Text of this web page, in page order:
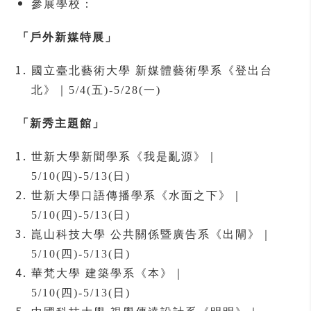
參展學校：
「戶外新媒特展」
國立臺北藝術大學 新媒體藝術學系《登出台
北》｜5/4(五)-5/28(一)
「新秀主題館」
世新大學新聞學系《我是亂源》｜
5/10(四)-5/13(日)
世新大學口語傳播學系《水面之下》｜
5/10(四)-5/13(日)
崑山科技大學 公共關係暨廣告系《出閘》｜
5/10(四)-5/13(日)
華梵大學 建築學系《本》｜
5/10(四)-5/13(日)